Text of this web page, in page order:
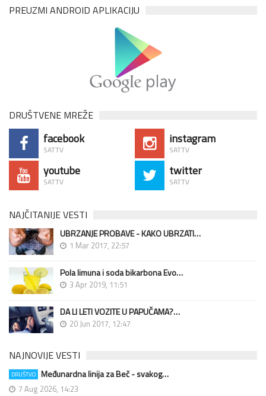
PREUZMI ANDROID APLIKACIJU
DRUŠTVENE MREŽE
facebook
SATTV
instagram
SATTV
youtube
SATTV
twitter
SATTV
NAJČITANIJE VESTI
UBRZANJE PROBAVE - KAKO UBRZATI…
1 Mar 2017, 22:57
Pola limuna i soda bikarbona Evo…
3 Apr 2019, 11:51
DA LI LETI VOZITE U PAPUČAMA?…
20 Jun 2017, 12:47
NAJNOVIJE VESTI
DRUŠTVO Međunardna linija za Beč - svakog…
7 Aug 2026, 14:23